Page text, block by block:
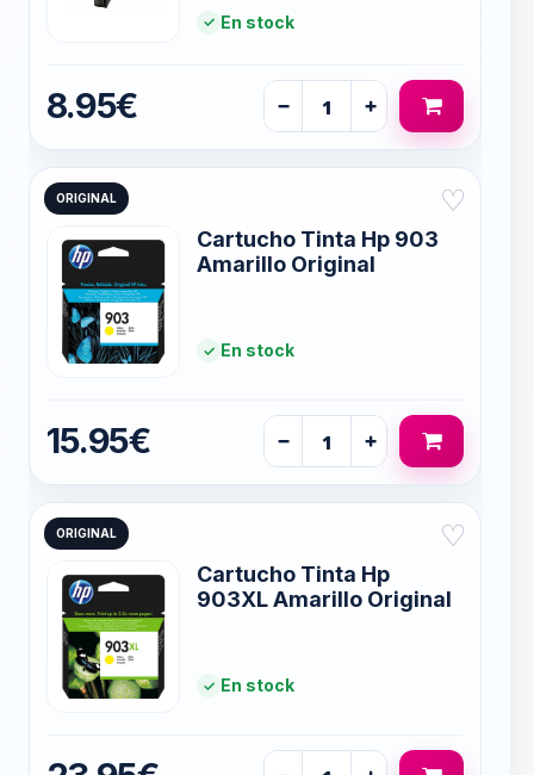
En stock
8.95€ − +
ORIGINAL ♡
Cartucho Tinta Hp 903
Amarillo Original
En stock
15.95€ − +
ORIGINAL ♡
Cartucho Tinta Hp
903XL Amarillo Original
En stock